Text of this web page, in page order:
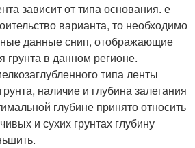
зависит от типа основания. е
варианта, то необходимо
данные снип, отображающие
грунта в данном регионе.
типа ленты
наличие и глубина залегания
глубине принято относить
и сухих грунтах глубину